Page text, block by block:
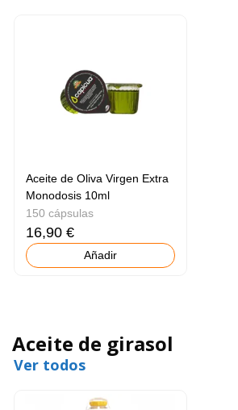
Aceite de Oliva Virgen Extra
Monodosis 10ml
150 cápsulas
16,90 €
Añadir
Aceite de girasol
Ver todos